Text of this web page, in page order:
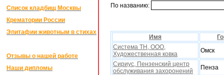
Список кладбищ Москвы
Крематории России
Эпитафии животным в стихах
Отзывы о нашей работе
Наши дипломы
По названию:
Имя
Система ТН, ООО,
Xудожественная ковка
Омск
Сириус, Пензенский центр
обслуживания заxоронений
Пенза